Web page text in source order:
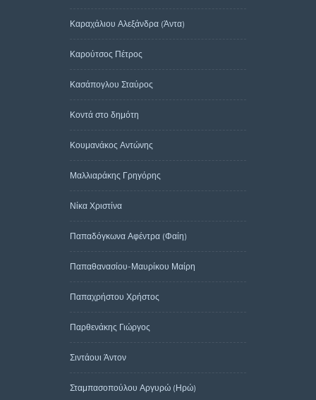
Καραχάλιου Αλεξάνδρα (Άντα)
Καρούτσος Πέτρος
Κασάπογλου Σταύρος
Κοντά στο δημότη
Κουμανάκος Αντώνης
Μαλλιαράκης Γρηγόρης
Νίκα Χριστίνα
Παπαδόγκωνα Αφέντρα (Φαίη)
Παπαθανασίου-Μαυρίκου Μαίρη
Παπαχρήστου Χρήστος
Παρθενάκης Γιώργος
Σιντάουι Άντον
Σταμπασοπούλου Αργυρώ (Ηρώ)